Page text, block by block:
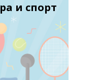
и спорт